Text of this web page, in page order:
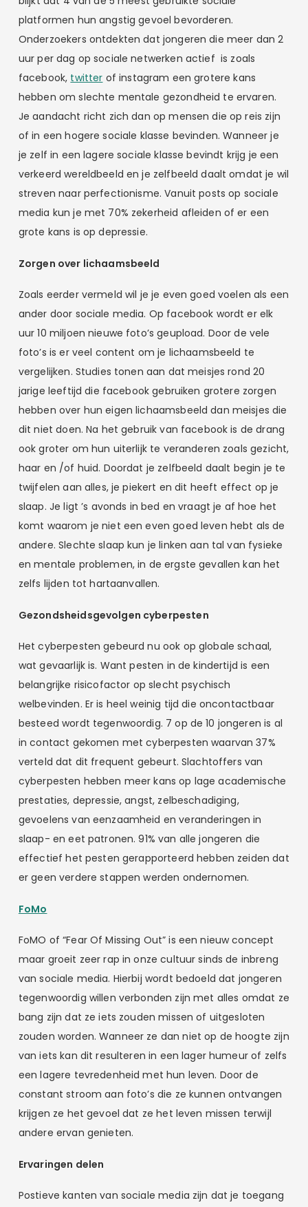
platformen hun angstig gevoel bevorderen.
Onderzoekers ontdekten dat jongeren die meer dan 2
uur per dag op sociale netwerken actief is zoals
facebook, twitter of instagram een grotere kans
hebben om slechte mentale gezondheid te ervaren.
Je aandacht richt zich dan op mensen die op reis zijn
of in een hogere sociale klasse bevinden. Wanneer je
je zelf in een lagere sociale klasse bevindt krijg je een
verkeerd wereldbeeld en je zelfbeeld daalt omdat je wil
streven naar perfectionisme. Vanuit posts op sociale
media kun je met 70% zekerheid afleiden of er een
grote kans is op depressie.
Zorgen over lichaamsbeeld
Zoals eerder vermeld wil je je even goed voelen als een
ander door sociale media. Op facebook wordt er elk
uur 10 miljoen nieuwe foto’s geupload. Door de vele
foto’s is er veel content om je lichaamsbeeld te
vergelijken. Studies tonen aan dat meisjes rond 20
jarige leeftijd die facebook gebruiken grotere zorgen
hebben over hun eigen lichaamsbeeld dan meisjes die
dit niet doen. Na het gebruik van facebook is de drang
ook groter om hun uiterlijk te veranderen zoals gezicht,
haar en /of huid. Doordat je zelfbeeld daalt begin je te
twijfelen aan alles, je piekert en dit heeft effect op je
slaap. Je ligt ’s avonds in bed en vraagt je af hoe het
komt waarom je niet een even goed leven hebt als de
andere. Slechte slaap kun je linken aan tal van fysieke
en mentale problemen, in de ergste gevallen kan het
zelfs lijden tot hartaanvallen.
Gezondsheidsgevolgen cyberpesten
Het cyberpesten gebeurd nu ook op globale schaal,
wat gevaarlijk is. Want pesten in de kindertijd is een
belangrijke risicofactor op slecht psychisch
welbevinden. Er is heel weinig tijd die oncontactbaar
besteed wordt tegenwoordig. 7 op de 10 jongeren is al
in contact gekomen met cyberpesten waarvan 37%
verteld dat dit frequent gebeurt. Slachtoffers van
cyberpesten hebben meer kans op lage academische
prestaties, depressie, angst, zelbeschadiging,
gevoelens van eenzaamheid en veranderingen in
slaap- en eet patronen. 91% van alle jongeren die
effectief het pesten gerapporteerd hebben zeiden dat
er geen verdere stappen werden ondernomen.
FoMo
FoMO of “Fear Of Missing Out” is een nieuw concept
maar groeit zeer rap in onze cultuur sinds de inbreng
van sociale media. Hierbij wordt bedoeld dat jongeren
tegenwoordig willen verbonden zijn met alles omdat ze
bang zijn dat ze iets zouden missen of uitgesloten
zouden worden. Wanneer ze dan niet op de hoogte zijn
van iets kan dit resulteren in een lager humeur of zelfs
een lagere tevredenheid met hun leven. Door de
constant stroom aan foto’s die ze kunnen ontvangen
krijgen ze het gevoel dat ze het leven missen terwijl
andere ervan genieten.
Ervaringen delen
Postieve kanten van sociale media zijn dat je toegang